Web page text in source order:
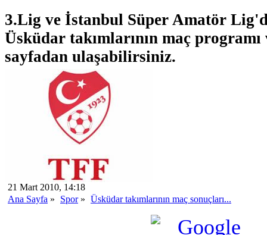
3.Lig ve İstanbul Süper Amatör
Üsküdar takımlarının maç programı
sayfadan ulaşabilirsiniz.
21 Mart 2010, 14:18
Ana Sayfa » Spor» Üsküdar takımlarının maç sonuçları...